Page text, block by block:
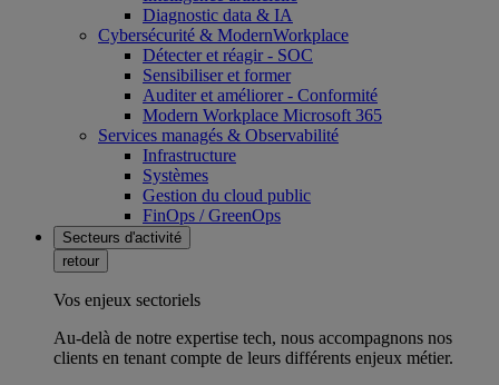
Diagnostic data & IA
Cybersécurité & ModernWorkplace
Détecter et réagir - SOC
Sensibiliser et former
Auditer et améliorer - Conformité
Modern Workplace Microsoft 365
Services managés & Observabilité
Infrastructure
Systèmes
Gestion du cloud public
FinOps / GreenOps
Secteurs d'activité
retour
Vos enjeux sectoriels
Au-delà de notre expertise tech, nous accompagnons nos
clients en tenant compte de leurs différents enjeux métier.